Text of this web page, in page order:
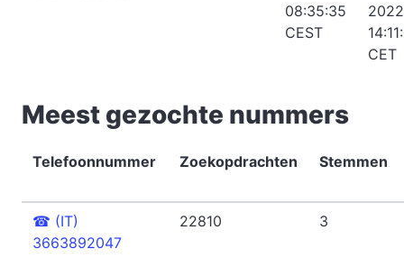
08:35:35
CEST
2022
CET
Meest gezochte nummers
Telefoonnummer Zoekopdrachten Stemmen
☎ (IT)
3663892047
22810 3